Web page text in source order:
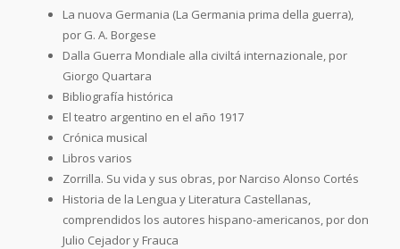
La nuova Germania (La Germania prima della guerra),
por G. A. Borgese
Dalla Guerra Mondiale alla civiltá internazionale, por
Giorgo Quartara
Bibliografía histórica
El teatro argentino en el año 1917
Crónica musical
Libros varios
Zorrilla. Su vida y sus obras, por Narciso Alonso Cortés
Historia de la Lengua y Literatura Castellanas,
comprendidos los autores hispano-americanos, por don
Julio Cejador y Frauca